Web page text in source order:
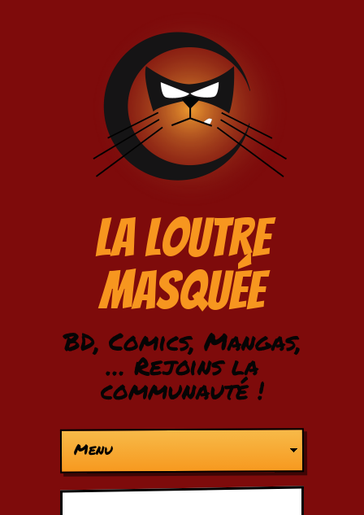
La Loutre
Masquée
BD, Comics, Mangas,
… Rejoins la
communauté !
Menu